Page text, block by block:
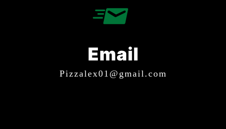
Email
pizzalex01@gmail.com